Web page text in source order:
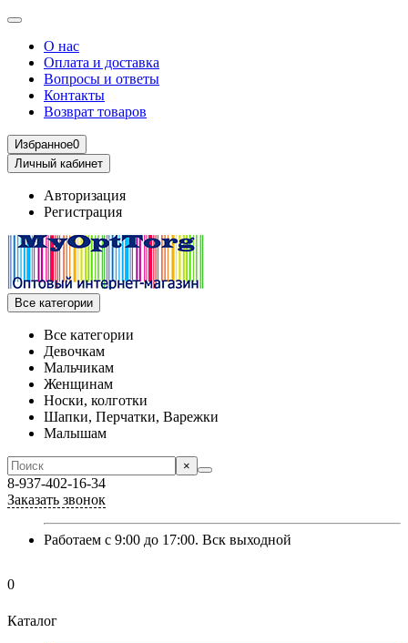
О нас
Оплата и доставка
Вопросы и ответы
Контакты
Возврат товаров
Избранное0
Личный кабинет
Авторизация
Регистрация
Все категории
Все категории
Девочкам
Мальчикам
Женщинам
Носки, колготки
Шапки, Перчатки, Варежки
Малышам
×
8-937-402-16-34
Заказать звонок
Работаем с 9:00 до 17:00. Вск выходной
0
Каталог